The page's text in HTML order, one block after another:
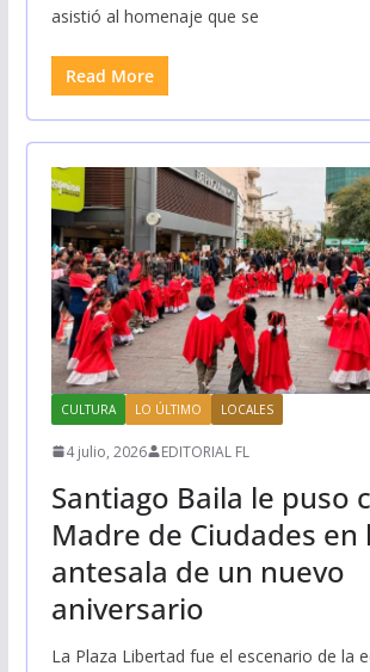
asistió al homenaje que se
Read More
CULTURA LO ÚLTIMO LOCALES
4 julio, 2026 EDITORIAL FL
Santiago Baila le puso
Madre de Ciudades en
antesala de un nuevo
aniversario
La Plaza Libertad fue el escenario de la